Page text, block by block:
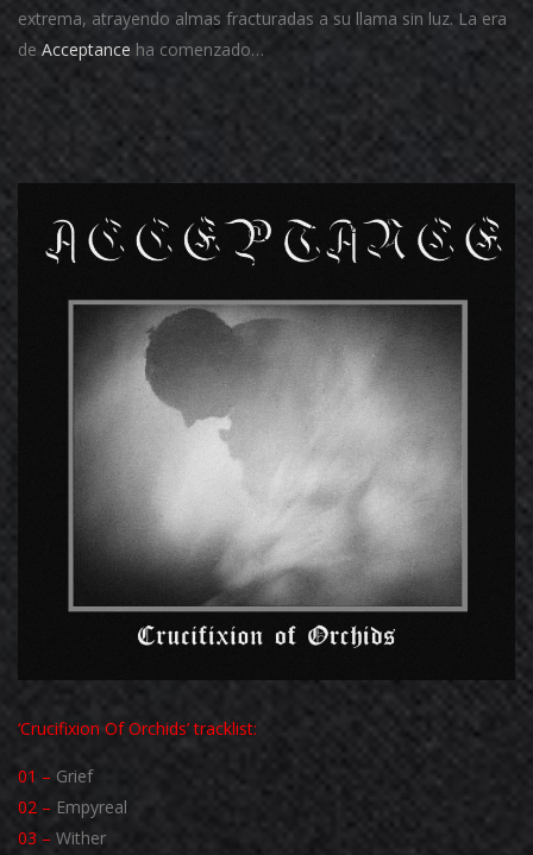
extrema, atrayendo almas fracturadas a su llama sin luz. La era
de Acceptance ha comenzado…
‘Crucifixion Of Orchids’ tracklist:
01 – Grief
02 – Empyreal
03 – Wither